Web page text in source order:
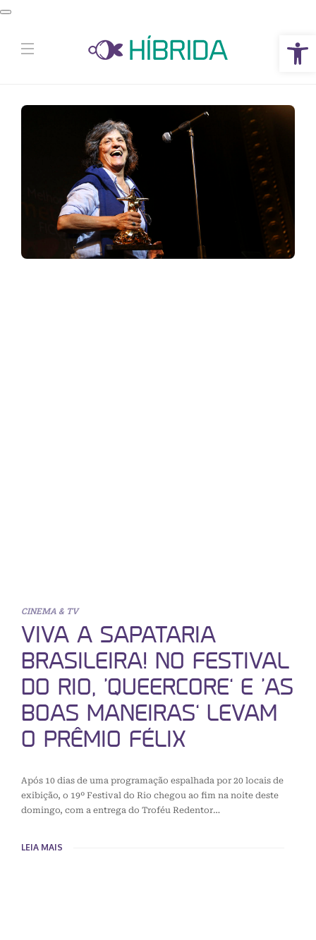
Abrir a barra de ferramentas
CINEMA & TV
VIVA A SAPATARIA
BRASILEIRA! NO FESTIVAL
DO RIO, ‘QUEERCORE’ E ‘AS
BOAS MANEIRAS’ LEVAM
O PRÊMIO FÉLIX
Após 10 dias de uma programação espalhada por 20 locais de
exibição, o 19º Festival do Rio chegou ao fim na noite deste
domingo, com a entrega do Troféu Redentor…
LEIA MAIS